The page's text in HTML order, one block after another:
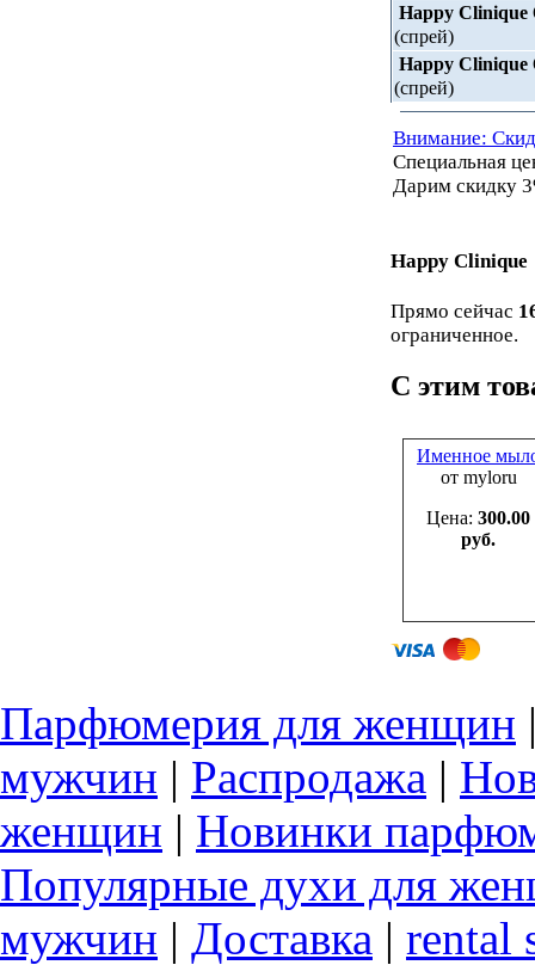
Happy Clinique
(спрей)
Happy Clinique
(спрей)
Внимание:
Специальная
Дарим скидку
Happy Clinique
Прямо сейчас
ограниченное.
С этим
Именное
от myloru
Цена: 300.00
руб.
Парфюмерия для женщин
мужчин | Распродажа |
женщин | Новинки
Популярные духи для
мужчин | Доставка | rental